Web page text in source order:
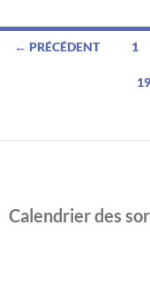
Navigation
← PRÉCÉDENT 1
Calendrier des